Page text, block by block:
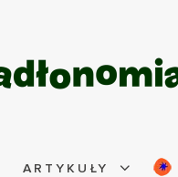
ARTYKUŁY